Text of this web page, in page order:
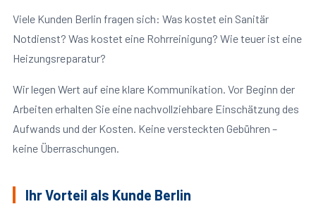
Viele Kunden Berlin fragen sich: Was kostet ein Sanitär
Notdienst? Was kostet eine Rohrreinigung? Wie teuer ist eine
Heizungsreparatur?
Wir legen Wert auf eine klare Kommunikation. Vor Beginn der
Arbeiten erhalten Sie eine nachvollziehbare Einschätzung des
Aufwands und der Kosten. Keine versteckten Gebühren –
keine Überraschungen.
Ihr Vorteil als Kunde Berlin